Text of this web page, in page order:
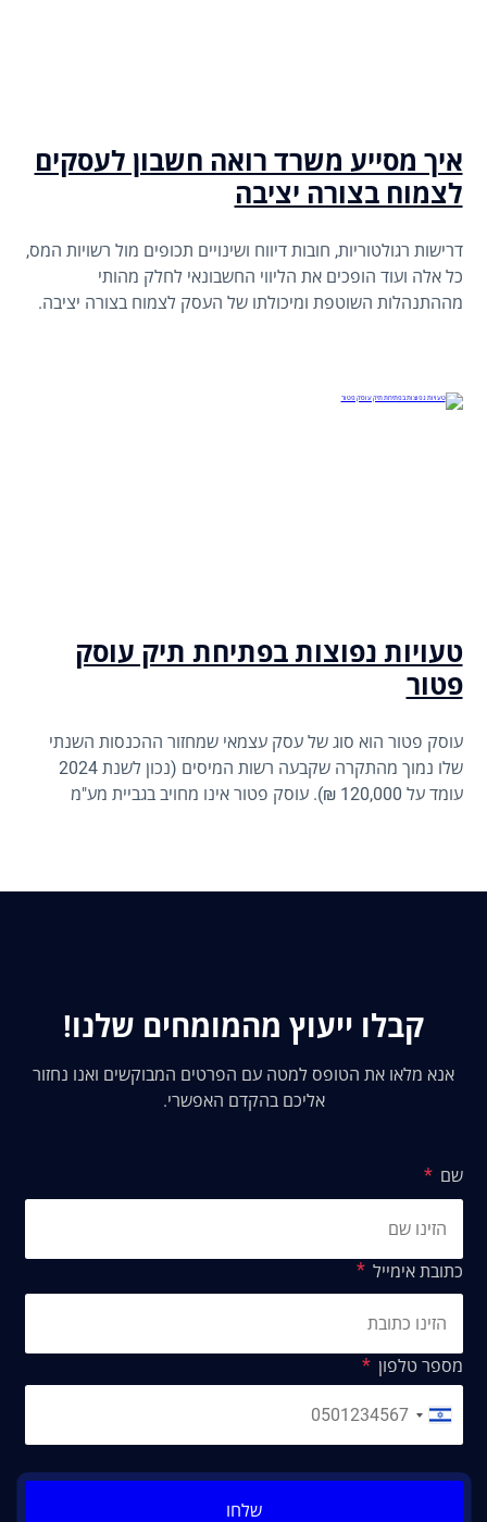
איך מסייע משרד רואה חשבון לעסקים
לצמוח בצורה יציבה
דרישות רגולטוריות, חובות דיווח ושינויים תכופים מול רשויות המס,
כל אלה ועוד הופכים את הליווי החשבונאי לחלק מהותי
מההתנהלות השוטפת ומיכולתו של העסק לצמוח בצורה יציבה.
טעויות נפוצות בפתיחת תיק עוסק
פטור
עוסק פטור הוא סוג של עסק עצמאי שמחזור ההכנסות השנתי
שלו נמוך מהתקרה שקבעה רשות המיסים (נכון לשנת 2024
עומד על 120,000 ₪). עוסק פטור אינו מחויב בגביית מע"מ
המס: מע"מ, מס הכנסה וביטוח לאומי, והיא תנאי להפעלת עסק
קבלו ייעוץ מהמומחים שלנו!
אנא מלאו את הטופס למטה עם הפרטים המבוקשים ואנו נחזור
אליכם בהקדם האפשרי.
שם
כתובת אימייל
מספר טלפון
שלחו